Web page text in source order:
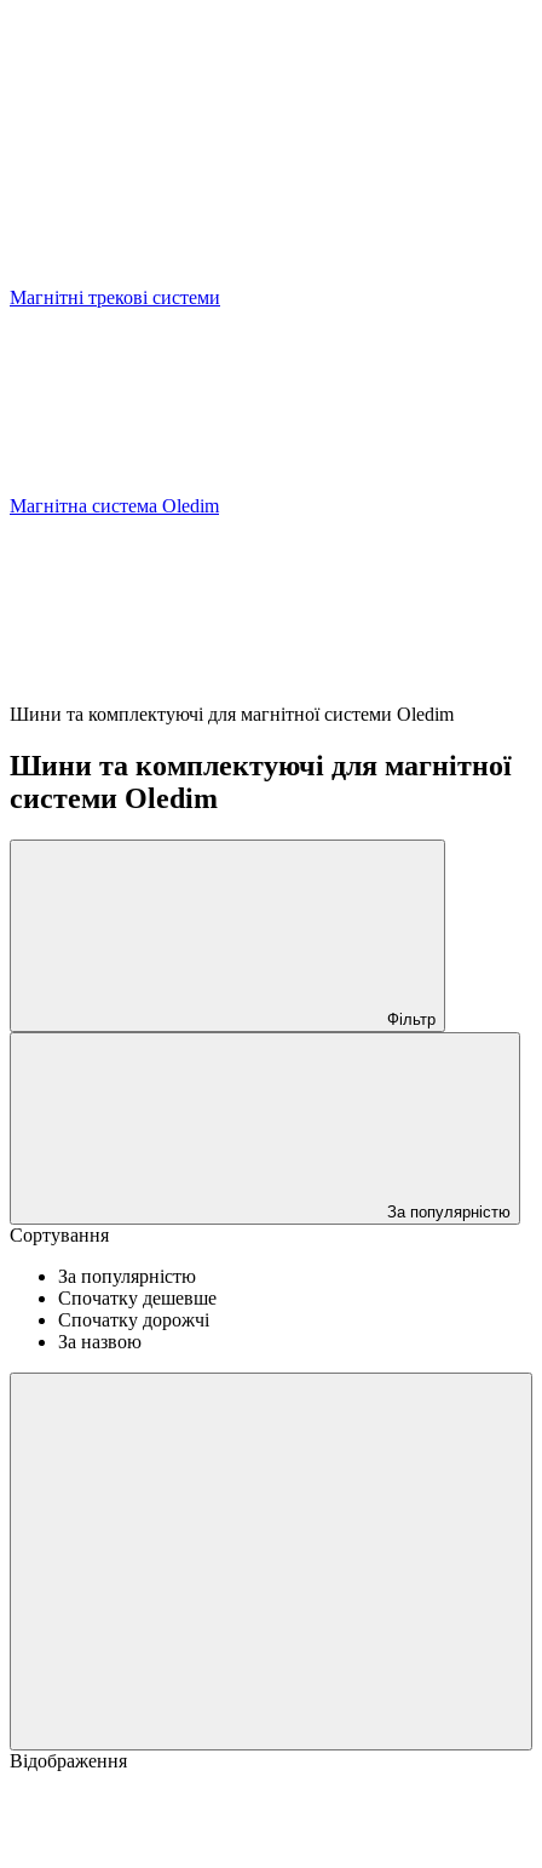
Магнітні трекові системи
Магнітна система Oledim
Шини та комплектуючі для магнітної системи Oledim
Шини та комплектуючі для магнітної
системи Oledim
Фільтр
За популярністю
Сортування
За популярністю
Спочатку дешевше
Спочатку дорожчі
За назвою
Відображення